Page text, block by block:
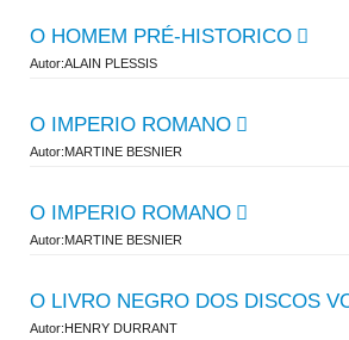
O HOMEM PRÉ-HISTORICO
Autor:ALAIN PLESSIS
O IMPERIO ROMANO
Autor:MARTINE BESNIER
O IMPERIO ROMANO
Autor:MARTINE BESNIER
O LIVRO NEGRO DOS DISCOS
Autor:HENRY DURRANT